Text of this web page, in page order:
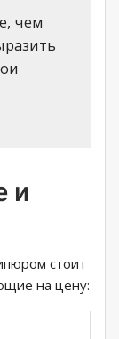
чем
и
стоит
на цену: